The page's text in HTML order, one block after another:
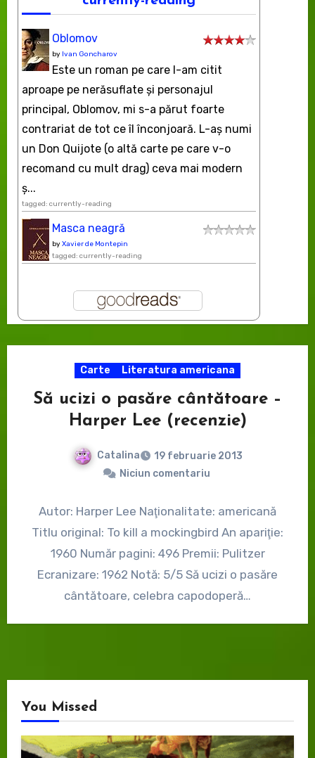
Oblomov
by Ivan Goncharov
Este un roman pe care l-am citit
aproape pe nerăsuflate şi personajul
principal, Oblomov, mi s-a părut foarte
contrariat de tot ce îl înconjoară. L-aş numi
un Don Quijote (o altă carte pe care v-o
recomand cu mult drag) ceva mai modern
ș...
tagged: currently-reading
Masca neagră
byXavier de Montepin
tagged: currently-reading
Carte Literatura americana
Să ucizi o pasăre cântătoare –
Harper Lee (recenzie)
Catalina
19 februarie 2013
Niciun comentariu
Autor: Harper Lee Naţionalitate: americană
Titlu original: To kill a mockingbird An apariţie:
1960 Număr pagini: 496 Premii: Pulitzer
Ecranizare: 1962 Notă: 5/5 Să ucizi o pasăre
cântătoare, celebra capodoperă…
You Missed